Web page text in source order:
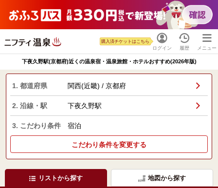
ログイン
購入済チケットはこちら
履歴 メニュー
下夜久野駅(京都府)近くの温泉宿・温泉旅館・ホテルおすすめ(2026年版)
1. 都道府県 関西(近畿) / 京都府
2. 沿線・駅 下夜久野駅
3. こだわり条件 宿泊
こだわり条件を変更する
リストから探す 地図から探す